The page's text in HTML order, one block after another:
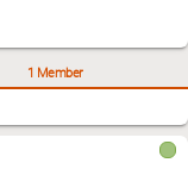
1 Member